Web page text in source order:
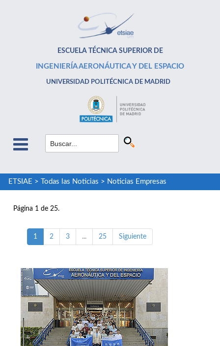
ESCUELA TÉCNICA SUPERIOR DE
INGENIERÍA AERONÁUTICA Y DEL ESPACIO
UNIVERSIDAD POLITÉCNICA DE MADRID
ETSIAE > Todas las Noticias > Noticias Empresas
Página 1 de 25.
1 2 3 ... 25 Siguiente